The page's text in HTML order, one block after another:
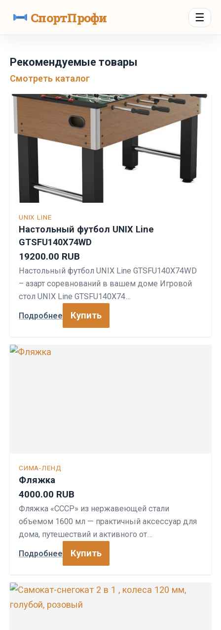
СпортПрофи ☰
Рекомендуемые товары
Смотреть каталог
UNIX LINE
Настольный футбол UNIX Line
GTSFU140X74WD
19200.00 RUB
Настольный футбол UNIX Line GTSFU140X74WD
– азарт соревнований в вашем доме Игровой
стол UNIX Line GTSFU140X74…
Подробнее Купить
СИМА-ЛЕНД
Фляжка
4000.00 RUB
Фляжка «СССР» из нержавеющей стали
объемом 1600 мл — практичный аксессуар для
дома, путешествий и активного от…
Подробнее Купить